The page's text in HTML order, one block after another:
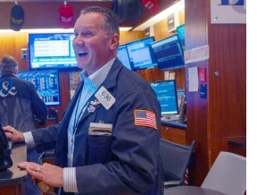
tech εκτόξευσαν την
του Nasdaq 100 κατά $3,5 τρισ.
09-08-2026
κουλτούρα που λείπει από την
09-08-2026